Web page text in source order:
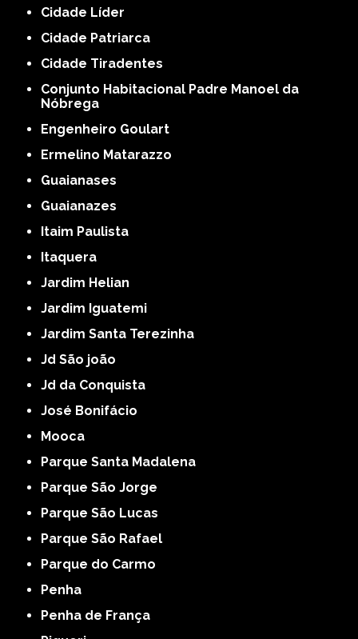
Cidade Líder
Cidade Patriarca
Cidade Tiradentes
Conjunto Habitacional Padre Manoel da
Nóbrega
Engenheiro Goulart
Ermelino Matarazzo
Guaianases
Guaianazes
Itaim Paulista
Itaquera
Jardim Helian
Jardim Iguatemi
Jardim Santa Terezinha
Jd São joão
Jd da Conquista
José Bonifácio
Mooca
Parque Santa Madalena
Parque São Jorge
Parque São Lucas
Parque São Rafael
Parque do Carmo
Penha
Penha de França